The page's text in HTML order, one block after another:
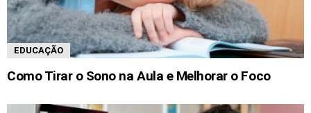
EDUCAÇÃO
Como Tirar o Sono na Aula e Melhorar o Foco